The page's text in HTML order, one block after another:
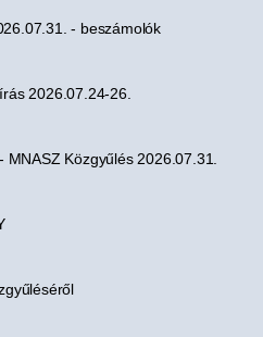
- beszámolók
2026.07.24-26.
Közgyűlés 2026.07.31.